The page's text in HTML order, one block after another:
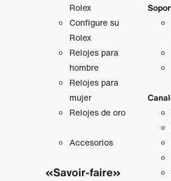
Rolex
Configure su
Rolex
Relojes para
hombre
Relojes para
mujer
Relojes de oro
Accesorios
«Savoir-faire»